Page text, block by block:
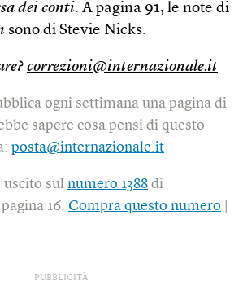
dei conti. A pagina 91, le note di
sono di Stevie Nicks.
correzioni@internazionale.it
ogni settimana una pagina di
sapere cosa pensi di questo
posta@internazionale.it
uscito sul numero 1388 di
16. Compra questo numero
PUBBLICITÀ